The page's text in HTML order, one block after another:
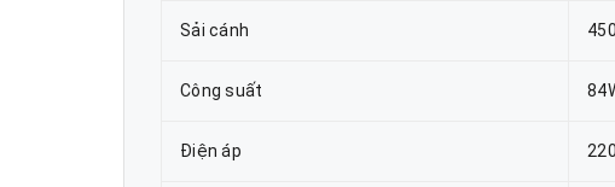
Sải cánh
Công suất
Điện áp